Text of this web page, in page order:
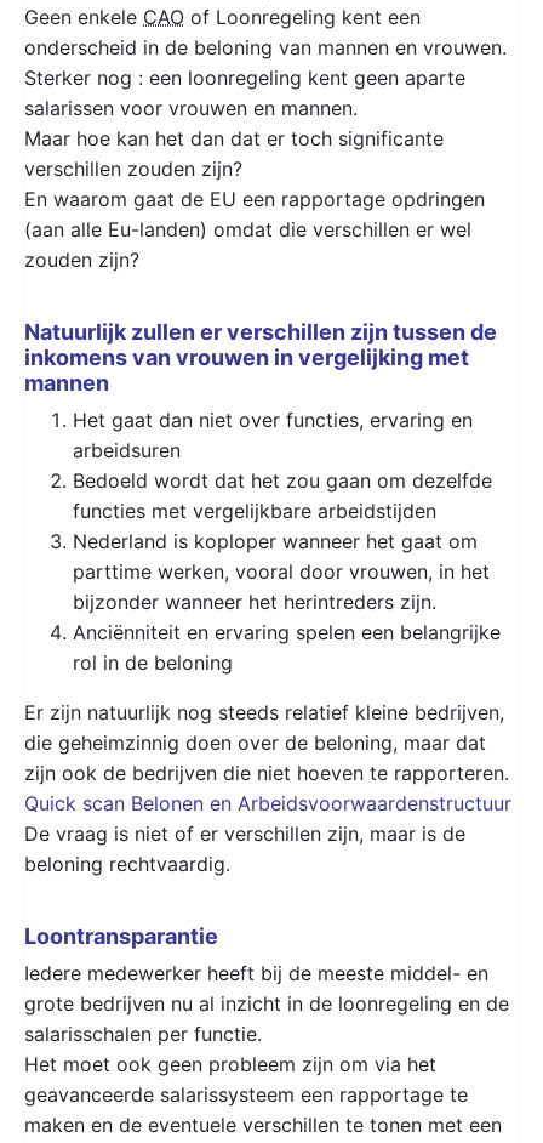
Geen enkele CAO of Loonregeling kent een
onderscheid in de beloning van mannen en vrouwen.
Sterker nog : een loonregeling kent geen aparte
salarissen voor vrouwen en mannen.
Maar hoe kan het dan dat er toch significante
verschillen zouden zijn?
En waarom gaat de EU een rapportage opdringen
(aan alle Eu-landen) omdat die verschillen er wel
zouden zijn?
Natuurlijk zullen er verschillen zijn tussen de
inkomens van vrouwen in vergelijking met
mannen
Het gaat dan niet over functies, ervaring en
arbeidsuren
Bedoeld wordt dat het zou gaan om dezelfde
functies met vergelijkbare arbeidstijden
Nederland is koploper wanneer het gaat om
parttime werken, vooral door vrouwen, in het
bijzonder wanneer het herintreders zijn.
Anciënniteit en ervaring spelen een belangrijke
rol in de beloning
Er zijn natuurlijk nog steeds relatief kleine bedrijven,
die geheimzinnig doen over de beloning, maar dat
zijn ook de bedrijven die niet hoeven te rapporteren.
Quick scan Belonen en Arbeidsvoorwaardenstructuur
De vraag is niet of er verschillen zijn, maar is de
beloning rechtvaardig.
Loontransparantie
Iedere medewerker heeft bij de meeste middel- en
grote bedrijven nu al inzicht in de loonregeling en de
salarisschalen per functie.
Het moet ook geen probleem zijn om via het
geavanceerde salarissysteem een rapportage te
maken en de eventuele verschillen te tonen met een